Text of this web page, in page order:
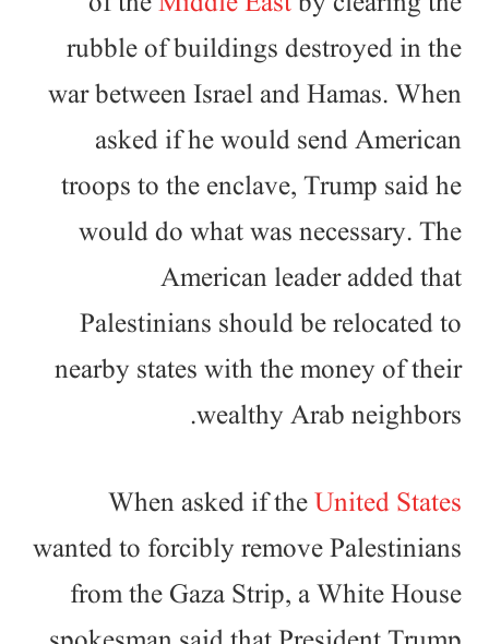
rubble of buildings destroyed in the
war between Israel and Hamas. When
asked if he would send American
troops to the enclave, Trump said he
would do what was necessary. The
American leader added that
Palestinians should be relocated to
nearby states with the money of their
wealthy Arab neighbors.
When asked if theUnited States
wanted to forcibly remove Palestinians
from the Gaza Strip, a White House